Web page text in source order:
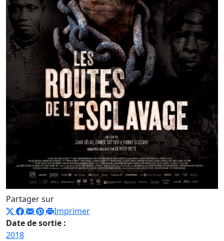
Partager sur
Imprimer
Date de sortie :
2018